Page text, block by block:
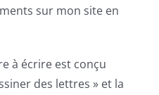
sur mon site en
à écrire est conçu
des lettres » et la